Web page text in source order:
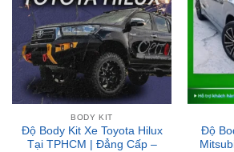
BODY KIT
Độ Body Kit Xe Toyota Hilux
Tại TPHCM | Đẳng Cấp –
Sang Trọng
Liên hệ nhận giá ưu đãi
Độ
Liên